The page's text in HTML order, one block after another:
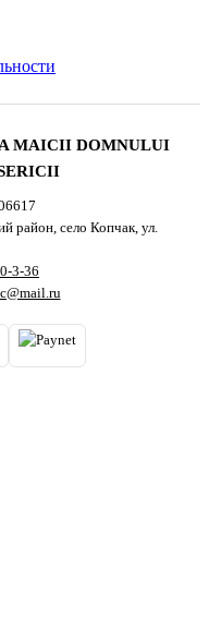
MAICII DOMNULUI
район, село Копчак, ул.
3-36